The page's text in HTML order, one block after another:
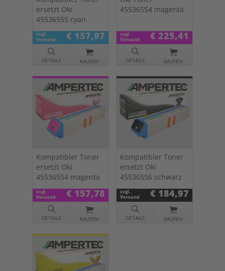
ersetzt Oki
45536555 cyan
zzgl.
Versand
€ 157,97
DETAILS KAUFEN
45536554 magenta
zzgl.
Versand
€ 225,41
DETAILS KAUFEN
Kompatibler Toner
ersetzt Oki
45536554 magenta
zzgl.
Versand
€ 157,78
DETAILS KAUFEN
Kompatibler Toner
ersetzt Oki
45536556 schwarz
zzgl.
Versand
€ 184,97
DETAILS KAUFEN